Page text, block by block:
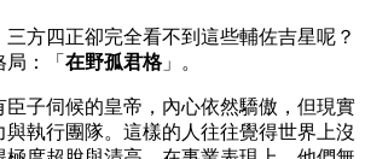
方四正卻完全看不到這些輔佐吉星呢？
：「 在野孤君格」。
臣子伺候的皇帝，內心依然驕傲，但現實
執行團隊。這樣的人往往覺得世界上沒